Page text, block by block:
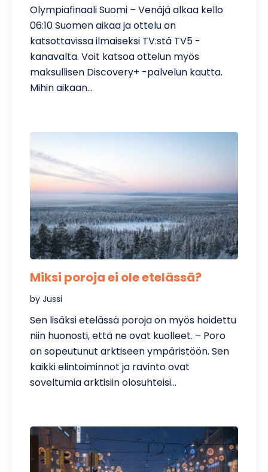
Olympiafinaali Suomi – Venäjä alkaa kello
06:10 Suomen aikaa ja ottelu on
katsottavissa ilmaiseksi TV:stä TV5 -
kanavalta. Voit katsoa ottelun myös
maksullisen Discovery+ -palvelun kautta.
Mihin aikaan…
Miksi poroja ei ole etelässä?
by Jussi
Sen lisäksi etelässä poroja on myös hoidettu
niin huonosti, että ne ovat kuolleet. – Poro
on sopeutunut arktiseen ympäristöön. Sen
kaikki elintoiminnot ja ravinto ovat
soveltumia arktisiin olosuhteisi…